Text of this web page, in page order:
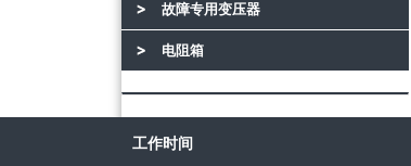
故障专用变压器
电阻箱
工作时间